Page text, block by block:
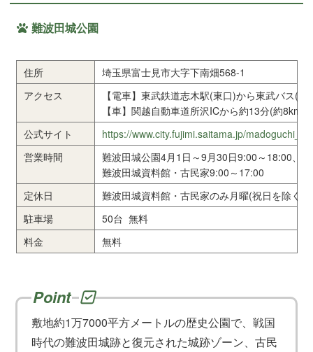
難波田城公園
住所
埼玉県富士見市大字下南畑568-1
アクセス
【電車】東武鉄道志木駅(東口)から東武バス(
【車】関越自動車道所沢ICから約13分(約
公式サイト
https://www.city.fujimi.saitama.jp/
営業時間
難波田城公園4月1日～9月30日9:00～18:00、
難波田城資料館・古民家9:00～17:00
定休日
難波田城資料館・古民家のみ月曜(祝日を除く)
駐車場
50台 無料
料金
無料
敷地約1万7000平方メートルの歴史公園で、戦国
時代の難波田城跡と復元された城跡ゾーン、古民